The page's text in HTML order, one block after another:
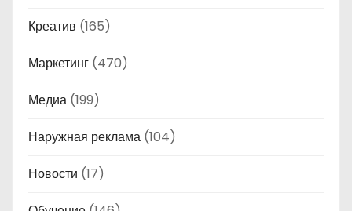
Креатив (165)
Маркетинг (470)
Медиа (199)
Наружная реклама (104)
Новости (17)